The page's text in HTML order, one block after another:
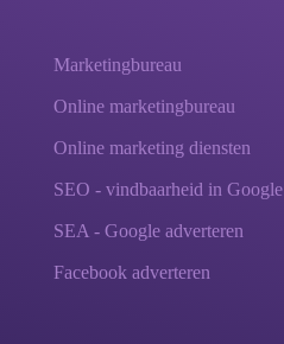
Marketingbureau
Online marketingbureau
Online marketing diensten
SEO - vindbaarheid in Google
SEA - Google adverteren
Facebook adverteren